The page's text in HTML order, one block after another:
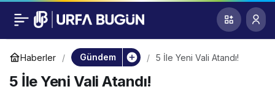
Haberler Gündem 5 İle Yeni Vali Atandı!
5 İle Yeni Vali Atandı!
5 İle Yeni Vali Atandı! 0